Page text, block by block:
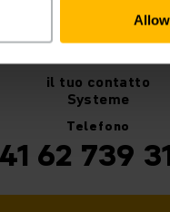
il tuo contatto
Systeme
Telefono
62 739